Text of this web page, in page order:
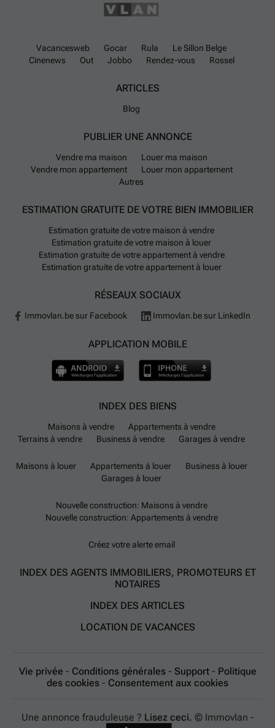
Vacancesweb Gocar Rula
Le Sillon Belge
Cinenews
Out Jobbo Rendez-vous Rossel
ARTICLES
Blog
PUBLIER UNE ANNONCE
Vendre ma maison
Louer ma maison
Vendre mon appartement
Louer mon appartement
Autres
ESTIMATION GRATUITE DE VOTRE BIEN IMMOBILIER
Estimation gratuite de votre maison à vendre
Estimation gratuite de votre maison à louer
Estimation gratuite de votre appartement à vendre
Estimation gratuite de votre appartement à louer
RÉSEAUX SOCIAUX
Immovlan.be sur Facebook Immovlan.be sur LinkedIn
APPLICATION MOBILE
INDEX DES BIENS
Maisons à vendre
Appartements à vendre
Terrains à vendre
Business à vendre Garages à vendre
Maisons à louer Appartements à louer
Business à louer
Garages à louer
Nouvelle construction: Maisons à vendre
Nouvelle construction: Appartements à vendre
Créez votre alerte email
INDEX DES AGENTS IMMOBILIERS, PROMOTEURS ET
NOTAIRES
INDEX DES ARTICLES
LOCATION DE VACANCES
Vie privée - Conditions générales - Support - Politique
des cookies - Consentement aux cookies
Une annonce frauduleuse ? Lisez ceci. © Immovlan -